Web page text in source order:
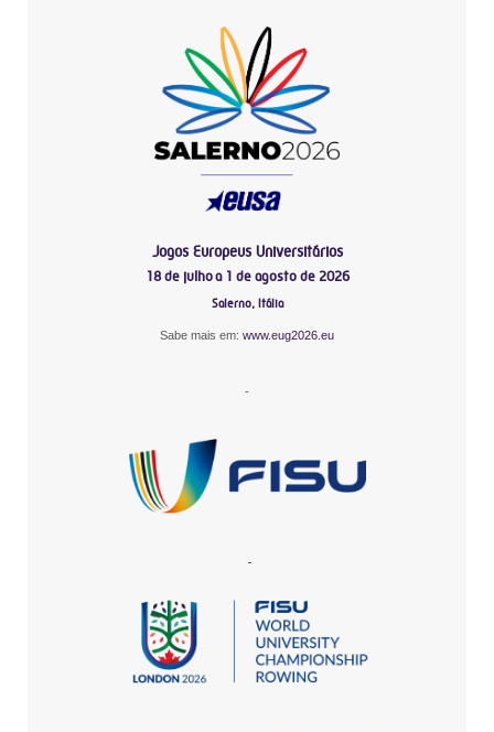
Jogos Europeus Universitários
18 de julho a 1 de agosto de 2026
Salerno, Itália
Sabe mais em: www.eug2026.eu
-
-